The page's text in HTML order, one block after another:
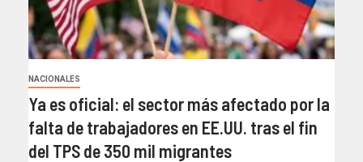
NACIONALES
Ya es oficial: el sector más afectado por la
falta de trabajadores en EE.UU. tras el fin
del TPS de 350 mil migrantes